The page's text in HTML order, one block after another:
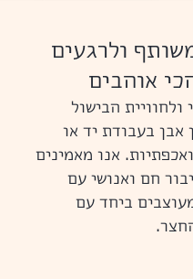
ולרגעים
אוהבים
הבישול
אבן בעבודת יד או
אנו מאמינים
חם ואנושי עם
ביחד עם